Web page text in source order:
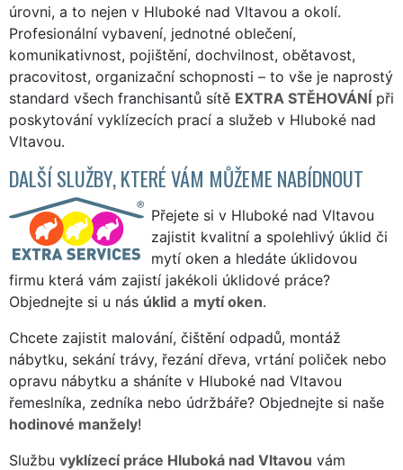
úrovni, a to nejen v Hluboké nad Vltavou a okolí.
Profesionální vybavení, jednotné oblečení,
komunikativnost, pojištění, dochvilnost, obětavost,
pracovitost, organizační schopnosti – to vše je naprostý
standard všech franchisantů sítě EXTRA STĚHOVÁNÍ při
poskytování vyklízecích prací a služeb v Hluboké nad
Vltavou.
DALŠÍ SLUŽBY, KTERÉ VÁM MŮŽEME NABÍDNOUT
Přejete si v Hluboké nad Vltavou
zajistit kvalitní a spolehlivý úklid či
mytí oken a hledáte úklidovou
firmu která vám zajistí jakékoli úklidové práce?
Objednejte si u nás úklid a mytí oken.
Chcete zajistit malování, čištění odpadů, montáž
nábytku, sekání trávy, řezání dřeva, vrtání poliček nebo
opravu nábytku a sháníte v Hluboké nad Vltavou
řemeslníka, zedníka nebo údržbáře? Objednejte si naše
hodinové manžely!
Službu vyklízecí práce Hluboká nad Vltavou vám